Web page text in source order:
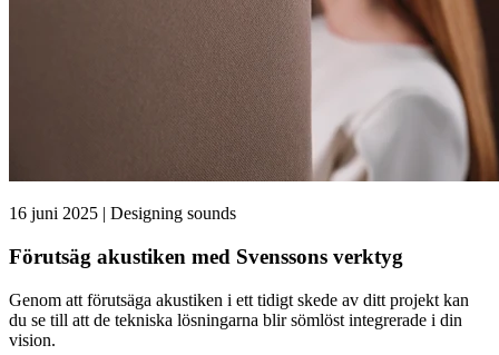
16 juni 2025 | Designing sounds
Förutsäg akustiken med Svenssons verktyg
Genom att förutsäga akustiken i ett tidigt skede av ditt projekt kan
du se till att de tekniska lösningarna blir sömlöst integrerade i din
vision.